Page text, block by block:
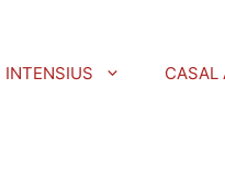
INTENSIUS CASAL